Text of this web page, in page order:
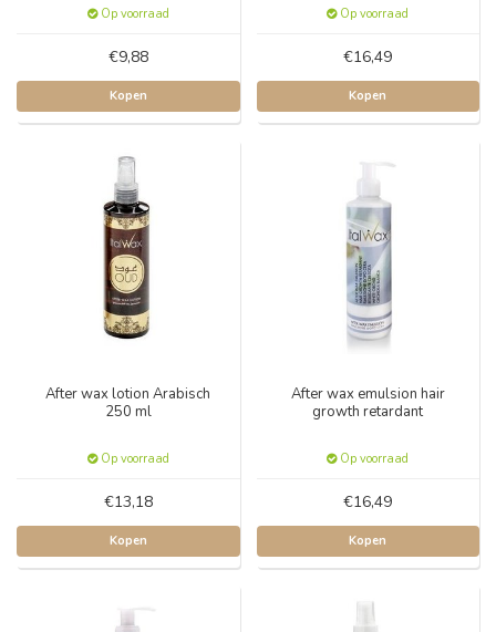
Op voorraad
€9,88
Kopen
Op voorraad
€16,49
Kopen
After wax lotion Arabisch
250 ml
Op voorraad
€13,18
Kopen
After wax emulsion hair
growth retardant
Op voorraad
€16,49
Kopen